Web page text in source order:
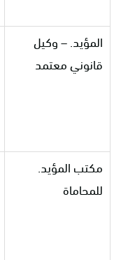
المؤيد. – وكيل
قانوني معتمد
مكتب المؤيد.
للمحاماة